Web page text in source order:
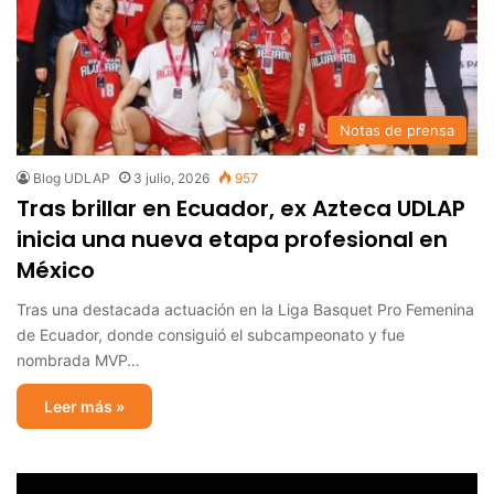
Notas de prensa
Blog UDLAP 3 julio, 2026 957
Tras brillar en Ecuador, ex Azteca UDLAP
inicia una nueva etapa profesional en
México
Tras una destacada actuación en la Liga Basquet Pro Femenina
de Ecuador, donde consiguió el subcampeonato y fue
nombrada MVP…
Leer más »